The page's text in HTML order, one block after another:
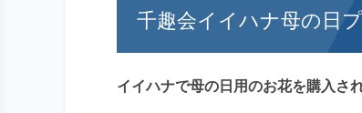
千趣会イイハナ母の日
イイハナで母の日用のお花を購入さ